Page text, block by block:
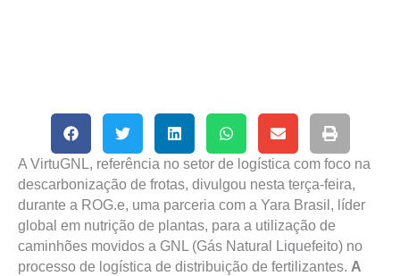
A VirtuGNL, referência no setor de logística com foco na
descarbonização de frotas, divulgou nesta terça-feira,
durante a ROG.e, uma parceria com a Yara Brasil, líder
global em nutrição de plantas, para a utilização de
caminhões movidos a GNL (Gás Natural Liquefeito) no
processo de logística de distribuição de fertilizantes. A